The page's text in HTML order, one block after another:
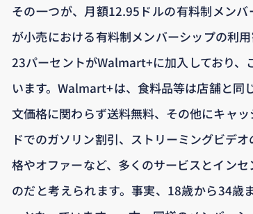
その一つが、月額12.95ドルの有料制メン
が小売における有料制メンバーシップの利
23パーセントがWalmart+に加入しており、
います。Walmart+は、食料品等は店舗と同
文価格に関わらず送料無料、その他にキャ
ドでのガソリン割引、ストリーミングビデ
格やオファーなど、多くのサービスとイン
のだと考えられます。事実、18歳から34